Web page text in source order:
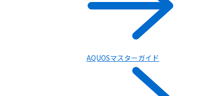
AQUOSマスターガイド